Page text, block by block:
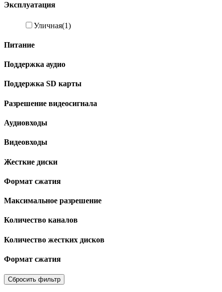
Эксплуатация
Уличная(1)
Питание
Поддержка аудио
Поддержка SD карты
Разрешение видеосигнала
Аудиовходы
Видеовходы
Жесткие диски
Формат сжатия
Максимальное разрешение
Количество каналов
Количество жестких дисков
Формат сжатия
Сбросить фильтр